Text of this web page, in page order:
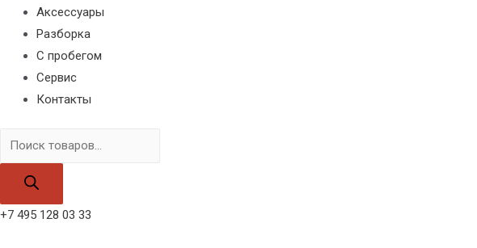
Аксессуары
Разборка
С пробегом
Сервис
Контакты
Поиск
товаров
+7 495 128 03 33